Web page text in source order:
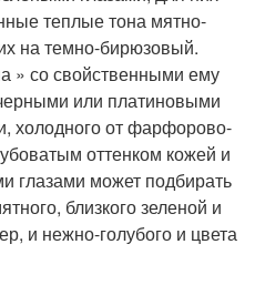
теплые тона мятно-
на темно-бирюзовый.
» со свойственными ему
или платиновыми
холодного от фарфорово-
оттенком кожей и
глазами может подбирать
близкого зеленой и
и нежно-голубого и цвета